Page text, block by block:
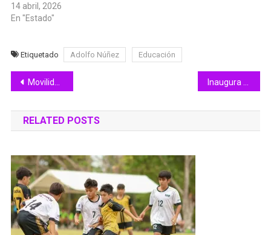
14 abril, 2026
En "Estado"
Etiquetado Adolfo Núñez Educación
Navegación
de
entradas
Movilidad Colima define últimas fechas para la Revista Vehicular 2023 Inaugura DIF Tecomán actividades por el Mes de Personas Adultas Mayores
RELATED POSTS